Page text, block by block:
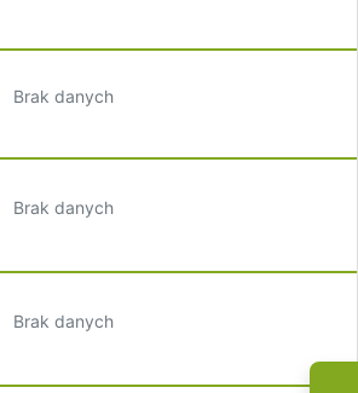
Brak danych
Brak danych
Brak danych